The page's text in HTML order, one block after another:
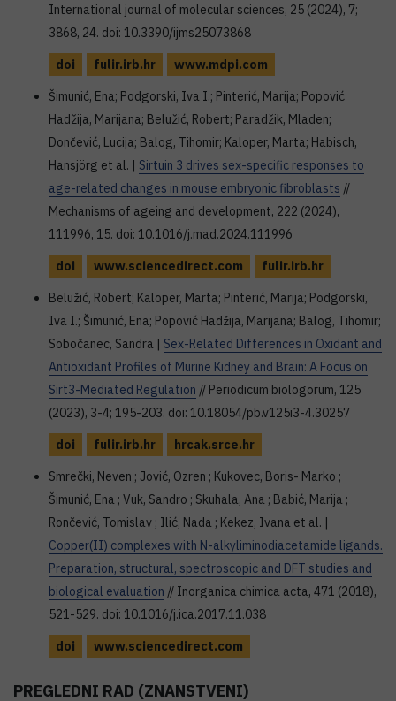
International journal of molecular sciences, 25 (2024), 7;
3868, 24. doi: 10.3390/ijms25073868
doi
fulir.irb.hr
www.mdpi.com
Šimunić, Ena; Podgorski, Iva I.; Pinterić, Marija; Popović
Hadžija, Marijana; Belužić, Robert; Paradžik, Mladen;
Dončević, Lucija; Balog, Tihomir; Kaloper, Marta; Habisch,
Hansjörg et al. | Sirtuin 3 drives sex-specific responses to
age-related changes in mouse embryonic fibroblasts //
Mechanisms of ageing and development, 222 (2024),
111996, 15. doi: 10.1016/j.mad.2024.111996
doi
www.sciencedirect.com
fulir.irb.hr
Belužić, Robert; Kaloper, Marta; Pinterić, Marija; Podgorski,
Iva I.; Šimunić, Ena; Popović Hadžija, Marijana; Balog, Tihomir;
Sobočanec, Sandra | Sex-Related Differences in Oxidant and
Antioxidant Profiles of Murine Kidney and Brain: A Focus on
Sirt3-Mediated Regulation // Periodicum biologorum, 125
(2023), 3-4; 195-203. doi: 10.18054/pb.v125i3-4.30257
doi
fulir.irb.hr
hrcak.srce.hr
Smrečki, Neven ; Jović, Ozren ; Kukovec, Boris- Marko ;
Šimunić, Ena ; Vuk, Sandro ; Skuhala, Ana ; Babić, Marija ;
Rončević, Tomislav ; Ilić, Nada ; Kekez, Ivana et al. |
Copper(II) complexes with N-alkyliminodiacetamide ligands.
Preparation, structural, spectroscopic and DFT studies and
biological evaluation // Inorganica chimica acta, 471 (2018),
521-529. doi: 10.1016/j.ica.2017.11.038
doi
www.sciencedirect.com
PREGLEDNI RAD (ZNANSTVENI)